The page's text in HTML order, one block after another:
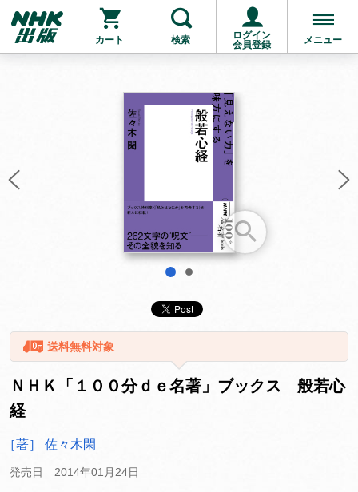
カート 検索
ログイン
会員登録
メニュー
お支払いに進む
他にも商品を買う
1
送料無料対象
ＮＨＫ「１００分ｄｅ名著」ブックス 般若心
経
［著］ 佐々木閑
発売日 2014年01月24日